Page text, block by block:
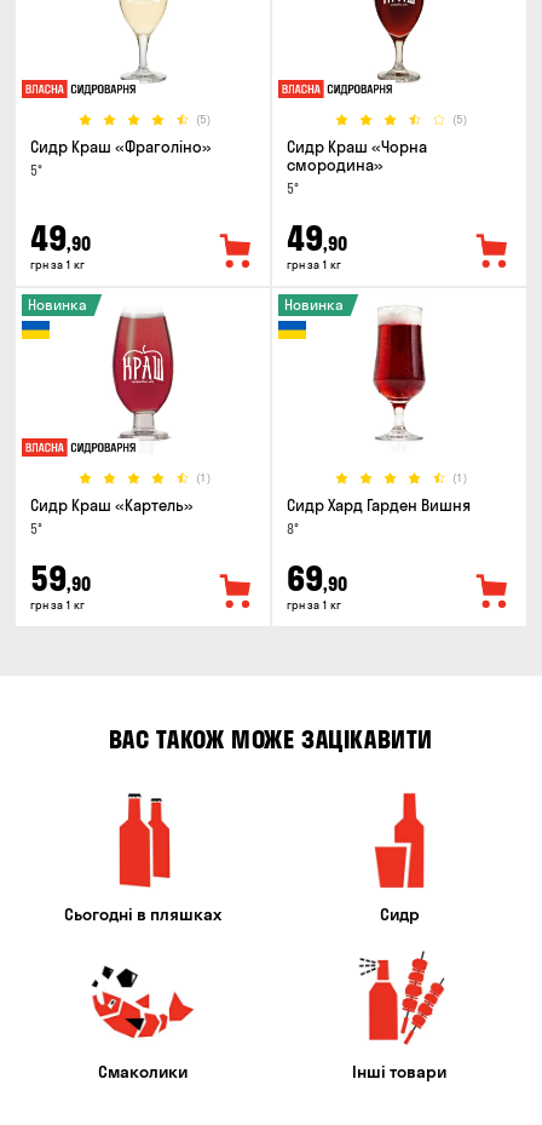
(5)
Сидр Краш «Фраголіно»
5°
49,90
грн за 1 кг
(5)
Сидр Краш «Чорна
смородина»
5°
49,90
грн за 1 кг
(1)
Новинка
Сидр Краш «Картель»
5°
59,90
грн за 1 кг
(1)
Новинка
Сидр Хард Гарден Вишня
8°
69,90
грн за 1 кг
ВАС ТАКОЖ МОЖЕ ЗАЦІКАВИТИ
Сьогодні в пляшках Сидр
Смаколики Інші товари